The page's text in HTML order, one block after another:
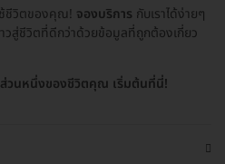
ช้ชีวิตของคุณ! จองบริการ กับเราได้ง่ายๆ
สู่ชีวิตที่ดีกว่าด้วยข้อมูลที่ถูกต้องเกี่ยว
ส่วนหนึ่งของชีวิตคุณ เริ่มต้นที่นี่!